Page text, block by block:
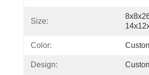
Size:
Color:
Design: